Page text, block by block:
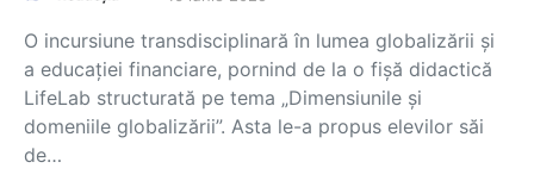
O incursiune transdisciplinară în lumea globalizării și
a educației financiare, pornind de la o fișă didactică
LifeLab structurată pe tema „Dimensiunile și
domeniile globalizării”. Asta le-a propus elevilor săi
de…